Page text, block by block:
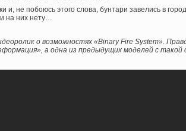
и, не побоюсь этого слова, бунтари завелись в
на них нету…
о возможностях «Binary Fire System».
а одна из предыдущих моделей с такой